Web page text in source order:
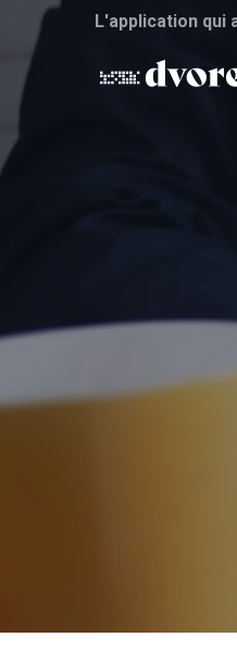
L'application qui